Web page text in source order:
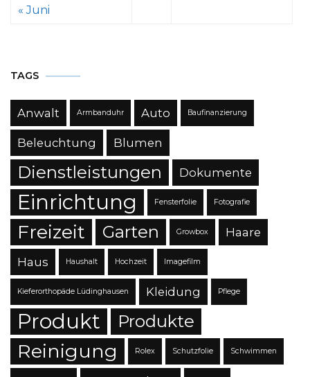
« Juni
TAGS
Anwalt Armbanduhr Auto Baufinanzierung
Beleuchtung Blumen
Dienstleistungen Dokumente
Einrichtung Fensterfolie Fotografie
Freizeit Garten Growbox Haare
Haus Haushalt Hochzeit Imagefilm
Kieferorthopäde Lüdinghausen Kleidung Pflege
Produkt Produkte
Reinigung Rolex Schutzfolie Schwimmen